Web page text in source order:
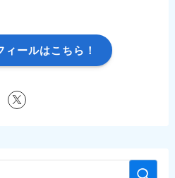
ィールはこちら！